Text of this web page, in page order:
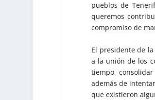
pueblos de
queremos
compromiso de
El presidente de
a la unión de los
tiempo,
además de
que existieron